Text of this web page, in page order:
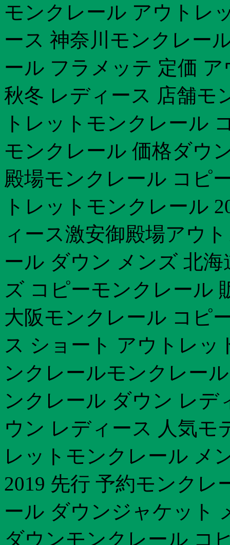
モンクレール アウトレ
ース 神奈川モンクレー
ール フラメッテ 定価
秋冬 レディース 店舗モ
トレットモンクレール
モンクレール 価格ダウ
殿場モンクレール コピ
トレットモンクレール
ィース激安御殿場アウ
ール ダウン メンズ 北
ズ コピーモンクレール
大阪モンクレール コピ
ス ショート アウトレッ
ンクレールモンクレー
ンクレール ダウン レデ
ウン レディース 人気モ
レットモンクレール メ
2019 先行 予約モンク
ール ダウンジャケット
ダウンモンクレール コ